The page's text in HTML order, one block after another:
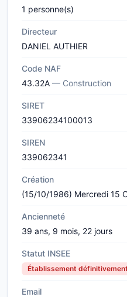
1 personne(s)
Directeur
DANIEL AUTHIER
Code NAF
43.32A — Construction
SIRET
33906234100013
SIREN
339062341
Création
(15/10/1986) Mercredi 15
Ancienneté
39 ans, 9 mois, 22 jours
Statut INSEE
Établissement
Email